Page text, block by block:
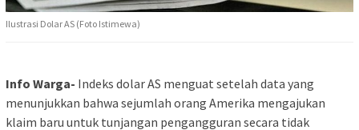
Ilustrasi Dolar AS (Foto Istimewa)
Info Warga- Indeks dolar AS menguat setelah data yang
menunjukkan bahwa sejumlah orang Amerika mengajukan
klaim baru untuk tunjangan pengangguran secara tidak